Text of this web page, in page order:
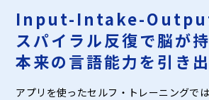
Input-Intake-
スパイラル反復で脳が
本来の言語能力を引き
アプリを使ったセルフ・トレーニングで